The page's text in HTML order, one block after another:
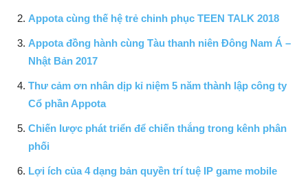
Appota cùng thế hệ trẻ chinh phục TEEN TALK 2018
Appota đồng hành cùng Tàu thanh niên Đông Nam Á –
Nhật Bản 2017
Thư cảm ơn nhân dịp kỉ niệm 5 năm thành lập công ty
Cổ phần Appota
Chiến lược phát triển để chiến thắng trong kênh phân
phối
Lợi ích của 4 dạng bản quyền trí tuệ IP game mobile